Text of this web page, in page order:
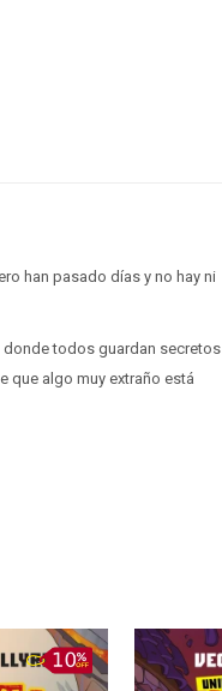
han pasado días y no hay ni
donde todos guardan secretos
que algo muy extraño está